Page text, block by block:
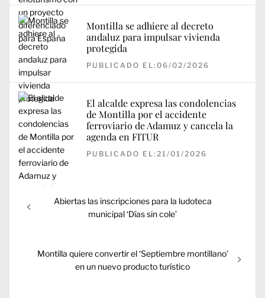
Montilla se adhiere al decreto
andaluz para impulsar vivienda
protegida
PUBLICADO EL:06/02/2026
El alcalde expresa las condolencias
de Montilla por el accidente
ferroviario de Adamuz y cancela la
agenda en FITUR
PUBLICADO EL:21/01/2026
Navegación
de
Entrada
Abiertas las inscripciones para la ludoteca
municipal ‘Días sin cole’
Entrada
Montilla quiere convertir el ‘Septiembre montillano’
en un nuevo producto turístico